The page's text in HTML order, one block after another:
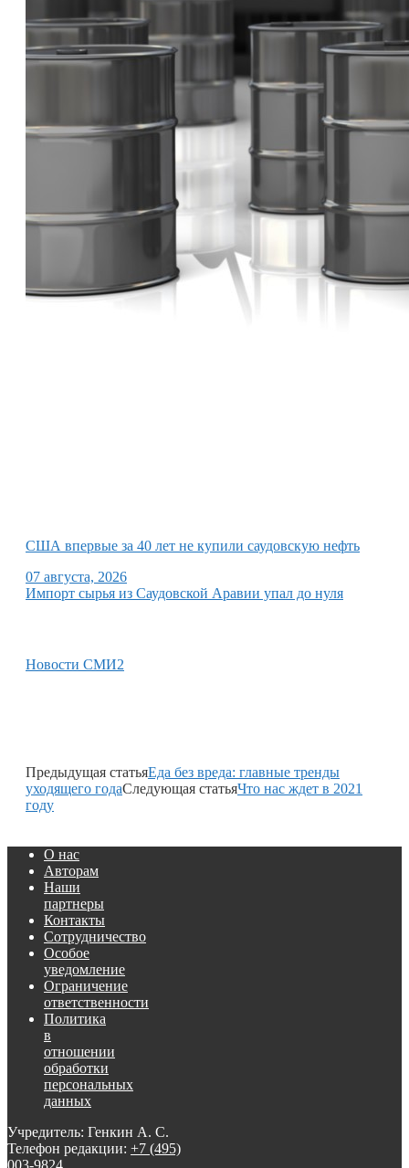
США впервые за 40 лет не купили саудовскую нефть
07 августа, 2026
Импорт сырья из Саудовской Аравии упал до нуля
Новости СМИ2
Предыдущая статьяЕда без вреда: главные тренды
уходящего годаСледующая статьяЧто нас ждет в 2021
году
О нас
Авторам
Наши
партнеры
Контакты
Сотрудничество
Особое
уведомление
Ограничение
ответственности
Политика
в
отношении
обработки
персональных
данных
Учредитель: Генкин А. С.
Телефон редакции: +7 (495)
003-9824